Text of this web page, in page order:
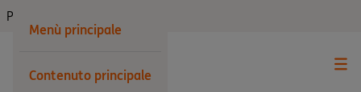
Menù principale
Contenuto principale
Privati